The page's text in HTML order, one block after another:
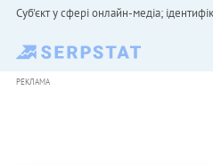
Cуб'єкт у сфері онлайн-медіа;
РЕКЛАМА